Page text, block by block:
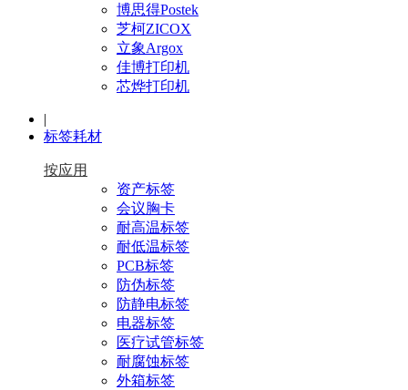
博思得Postek
芝柯ZICOX
立象Argox
佳博打印机
芯烨打印机
|
标签耗材
按应用
资产标签
会议胸卡
耐高温标签
耐低温标签
PCB标签
防伪标签
防静电标签
电器标签
医疗试管标签
耐腐蚀标签
外箱标签